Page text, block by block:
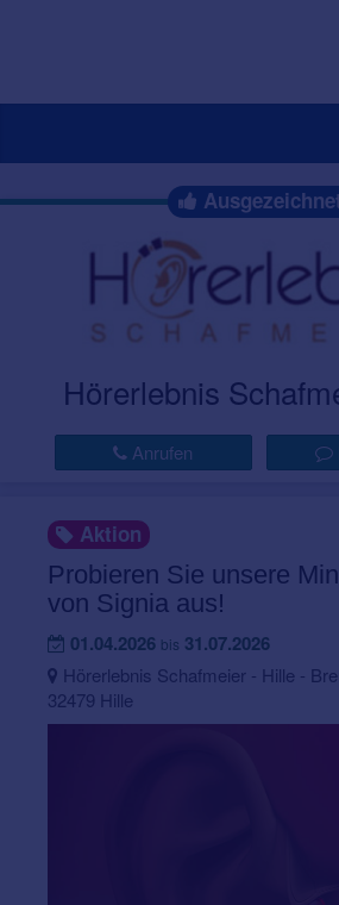
Hörerlebnis
Anrufen
Aktion
Probieren Sie unsere
von Signia aus!
01.04.2026 bis 31.07.2026
Hörerlebnis Schafmeier - Hille -
32479 Hille